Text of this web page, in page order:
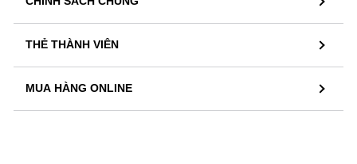
THẺ THÀNH VIÊN
MUA HÀNG ONLINE